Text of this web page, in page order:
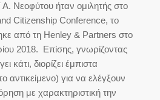
Νεοφύτου ήταν ομιλητής στο
Citizenship Conference, το
από τη Henley & Partners στο
2018. Επίσης, γνωρίζοντας
κάτι, διορίζει έμπιστα
για να ελέγξουν
με χαρακτηριστική την